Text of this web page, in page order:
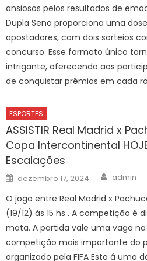
ansiosos pelos resultados de
Dupla Sena proporciona uma
apostadores, com dois sorteios
concurso. Esse formato único
intrigante, oferecendo aos
de conquistar prêmios em cada
ESPORTES
ASSISTIR Real Madrid x
Copa Intercontinental
Escalações
Posted
on
dezembro 17, 2024 Author
admin
O jogo entre Real Madrid x
(19/12) às 15 hs . A competição
mata. A partida vale uma vaga
competição mais importante do
organizado pela FIFA Esta á uma